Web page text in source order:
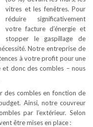
vitres et les fenêtres. Pour
réduire significativement
votre facture d’énergie et
stopper le gaspillage de
Notre entreprise de
à votre profit pour une
donc des combles – nous
des combles en fonction de
Ainsi, notre couvreur
par l’extérieur. Selon
être mises en place :